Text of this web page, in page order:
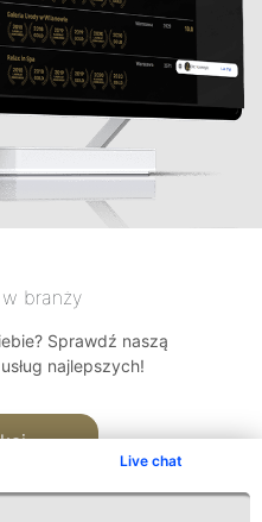
Live chat
branży
Sprawdź naszą
najlepszych!